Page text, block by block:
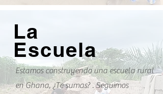
La
Escuela
Estamos construyendo una escuela rural
en Ghana, ¿Te sumas? . Seguimos